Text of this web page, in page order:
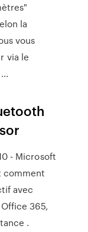
la
vous
via le
- Microsoft
comment
avec
365,
.